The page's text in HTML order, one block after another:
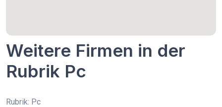
Weitere Firmen in der
Rubrik Pc
Rubrik: Pc